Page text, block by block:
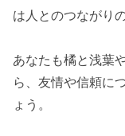
は人とのつながり
あなたも橘と浅葉
ら、友情や信頼に
ょう。